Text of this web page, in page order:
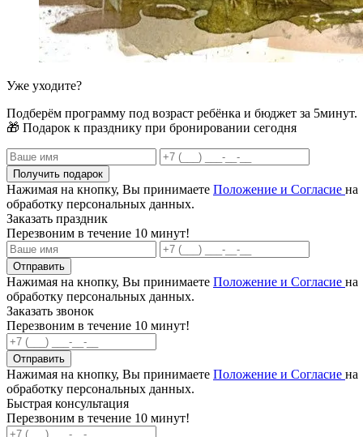
Уже уходите?
Подберём программу под возраст ребёнка и бюджет за 5минут.
🎁 Подарок к празднику при бронировании сегодня
Получить подарок
Нажимая на кнопку, Вы принимаете Положение и Согласие на
обработку персональных данных.
Заказать праздник
Перезвоним в течение 10 минут!
Отправить
Нажимая на кнопку, Вы принимаете Положение и Согласие на
обработку персональных данных.
Заказать звонок
Перезвоним в течение 10 минут!
Отправить
Нажимая на кнопку, Вы принимаете Положение и Согласие на
обработку персональных данных.
Быстрая консультация
Перезвоним в течение 10 минут!